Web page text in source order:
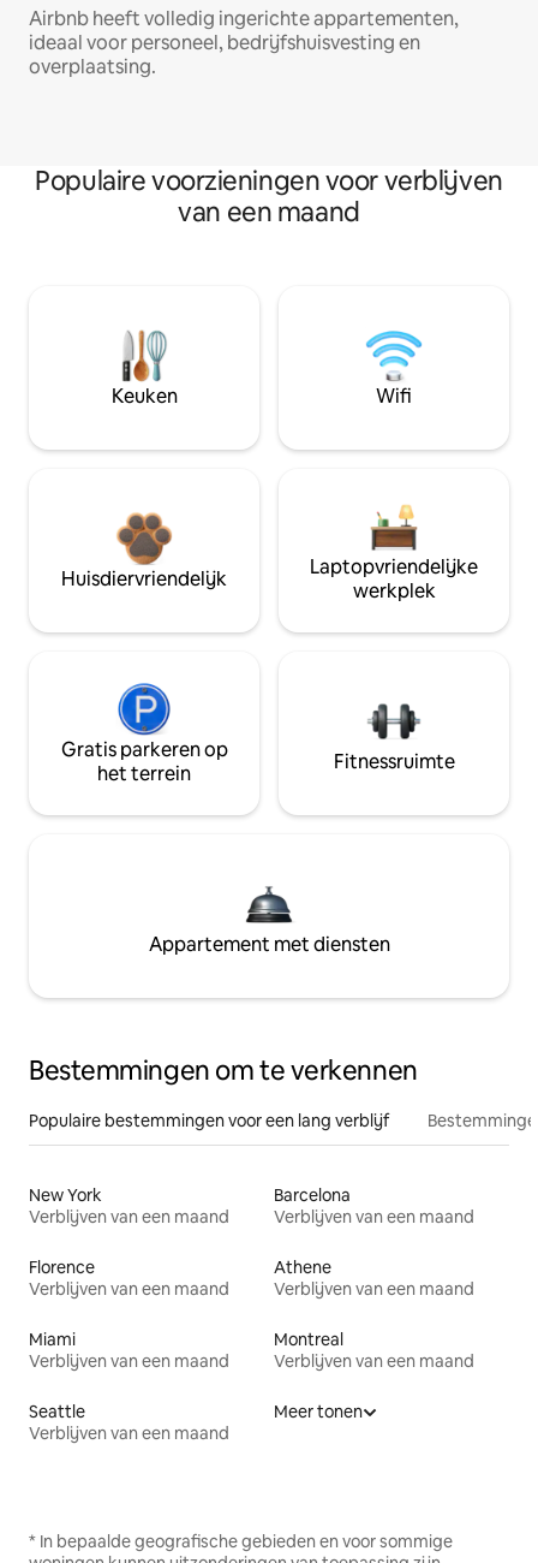
Airbnb heeft volledig ingerichte appartementen,
ideaal voor personeel, bedrijfshuisvesting en
overplaatsing.
Populaire voorzieningen voor verblijven
van een maand
Keuken Wifi
Huisdiervriendelijk
Laptopvriendelijke
werkplek
Gratis parkeren op
het terrein
Fitnessruimte
Appartement met diensten
Bestemmingen om te verkennen
Populaire bestemmingen voor een lang verblijf
New York
Verblijven van een maand
Barcelona
Verblijven van een maand
Florence
Verblijven van een maand
Athene
Verblijven van een maand
Miami
Verblijven van een maand
Montreal
Verblijven van een maand
Seattle
Verblijven van een maand
Meer tonen
* In bepaalde geografische gebieden en voor sommige